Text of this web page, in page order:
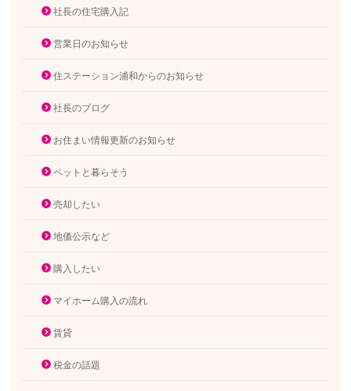
社長の住宅購入記
営業日のお知らせ
住ステーション浦和からのお知らせ
社長のブログ
お住まい情報更新のお知らせ
ペットと暮らそう
売却したい
地価公示など
購入したい
マイホーム購入の流れ
賃貸
税金の話題